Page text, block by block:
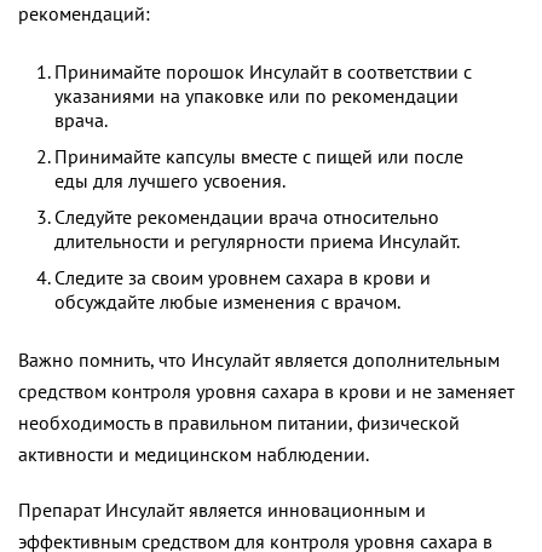
рекомендаций:
Принимайте порошок Инсулайт в соответствии с
указаниями на упаковке или по рекомендации
врача.
Принимайте капсулы вместе с пищей или после
еды для лучшего усвоения.
Следуйте рекомендации врача относительно
длительности и регулярности приема Инсулайт.
Следите за своим уровнем сахара в крови и
обсуждайте любые изменения с врачом.
Важно помнить, что Инсулайт является дополнительным
средством контроля уровня сахара в крови и не заменяет
необходимость в правильном питании, физической
активности и медицинском наблюдении.
Препарат Инсулайт является инновационным и
эффективным средством для контроля уровня сахара в